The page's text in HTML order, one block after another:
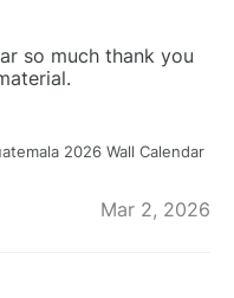
so much thank you
2026 Wall Calendar
Mar 2, 2026